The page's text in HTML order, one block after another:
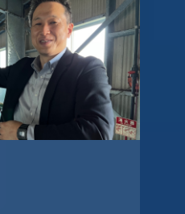
インタビュー記事を読む